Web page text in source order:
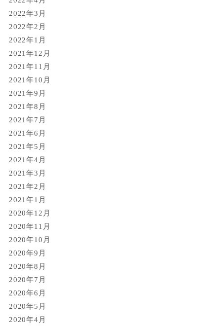
2022年3月
2022年2月
2022年1月
2021年12月
2021年11月
2021年10月
2021年9月
2021年8月
2021年7月
2021年6月
2021年5月
2021年4月
2021年3月
2021年2月
2021年1月
2020年12月
2020年11月
2020年10月
2020年9月
2020年8月
2020年7月
2020年6月
2020年5月
2020年4月